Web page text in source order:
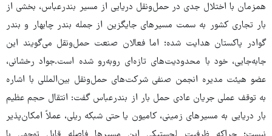
همزمان با اختلال جدی در حمل‌ونقل دریایی از مسیر بندرعباس، بخشی از
بار تجاری کشور به سمت مسیرهای جایگزین از جمله بندر چابهار و بندر
گوادر پاکستان هدایت شده؛ اما فعالان صنعت حمل‌ونقل می‌گویند این
جابه‌جایی، خود با محدودیت‌های تازه‌ای روبه‌رو شده است.جواد رخشانی،
عضو هیئت مدیره انجمن صنفی شرکت‌های حمل‌ونقل بین‌المللی با اشاره
به توقف عملی جریان عادی حمل بار از بندرعباس گفت: انتقال حجم عظیم
بار دریایی به مسیرهای زمینی، کامیون یا حتی شبکه ریلی، عملاً امکان‌پذیر